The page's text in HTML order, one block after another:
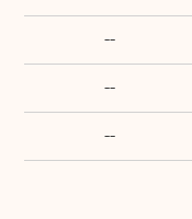
--
--
--